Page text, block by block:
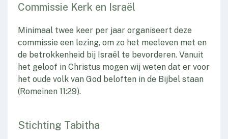
Commissie Kerk en Israël
Minimaal twee keer per jaar organiseert deze
commissie een lezing, om zo het meeleven met en
de betrokkenheid bij Israël te bevorderen. Vanuit
het geloof in Christus mogen wij weten dat er voor
het oude volk van God beloften in de Bijbel staan
(Romeinen 11:29).
Stichting Tabitha